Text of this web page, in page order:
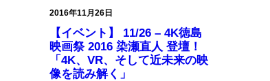
2016年11月26日
【イベント】 11/26 – 4K徳島
映画祭 2016 染瀬直人 登壇！
「4K、VR、そして近未来の映
像を読み解く」